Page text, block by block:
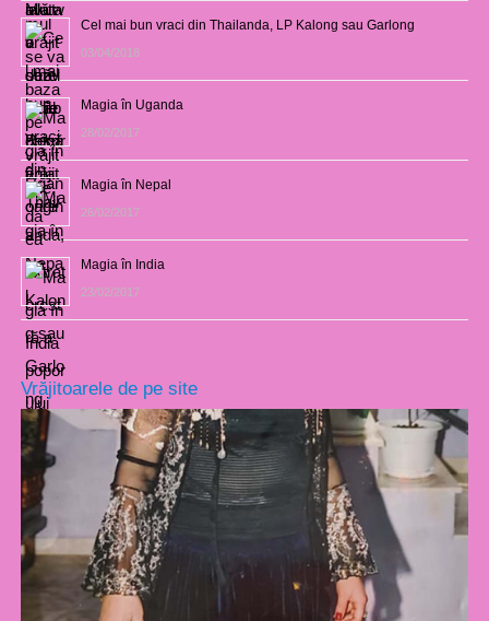
Cel mai bun vraci din Thailanda, LP Kalong sau Garlong
03/04/2018
Magia în Uganda
28/02/2017
Magia în Nepal
26/02/2017
Magia în India
23/02/2017
Vrăjitoarele de pe site